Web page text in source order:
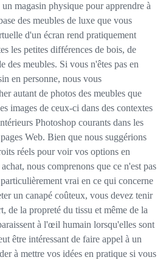
magasin physique pour apprendre à
des meubles de luxe que vous
d'un écran rend pratiquement
les petites différences de bois, de
des meubles. Si vous n'êtes pas en
en personne, nous vous
autant de photos des meubles que
images de ceux-ci dans des contextes
Photoshop courants dans les
Web. Bien que nous suggérions
réels pour voir vos options en
nous comprenons que ce n'est pas
vrai en ce qui concerne
un canapé coûteux, vous devez tenir
de la propreté du tissu et même de la
à l'œil humain lorsqu'elles sont
être intéressant de faire appel à un
à mettre vos idées en pratique si vous